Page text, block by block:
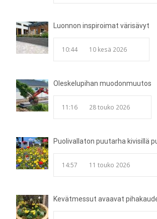
Luonnon inspiroimat värisävyt
10:44 10 kesä 2026
Oleskelupihan muodonmuutos
11:16 28 touko 2026
Puolivallaton puutarha kivisillä
14:57 11 touko 2026
Kevätmessut avaavat